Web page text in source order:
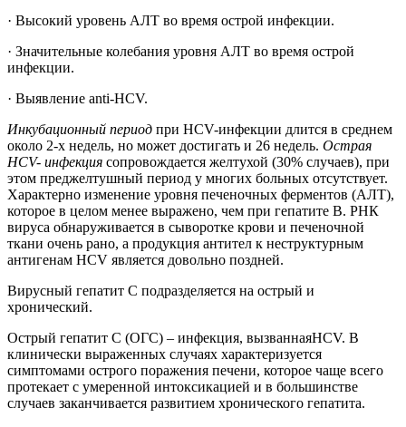
· Высокий уровень АЛТ во время острой инфекции.
· Значительные колебания уровня АЛТ во время острой
инфекции.
· Выявление anti-HCV.
Инкубационный период при НCV-инфекции длится в среднем
около 2-х недель, но может достигать и 26 недель. Острая
HCV- инфекция сопровождается желтухой (30% случаев), при
этом преджелтушный период у многих больных отсутствует.
Характерно изменение уровня печеночных ферментов (АЛТ),
которое в целом менее выражено, чем при гепатите В. РНК
вируса обнаруживается в сыворотке крови и печеночной
ткани очень рано, а продукция антител к неструктурным
антигенам HCV является довольно поздней.
Вирусный гепатит С подразделяется на острый и
хронический.
Острый гепатит С (ОГС) – инфекция, вызваннаяHCV. В
клинически выраженных случаях характеризуется
симптомами острого поражения печени, которое чаще всего
протекает с умеренной интоксикацией и в большинстве
случаев заканчивается развитием хронического гепатита.